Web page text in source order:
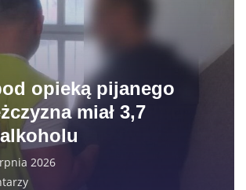
opieką pijanego
miał 3,7
2026